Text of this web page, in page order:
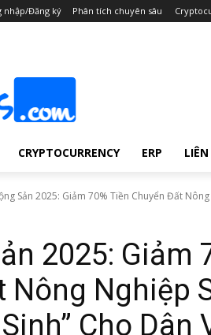
nhập/Đăng ký Phân tích chuyên sâu
CRYPTOCURRENCY ERP
Sản 2025: Giảm 70% Tiền Chuyển Đất Nông
2025: Giảm
Nông Nghiệp
Cho Dân